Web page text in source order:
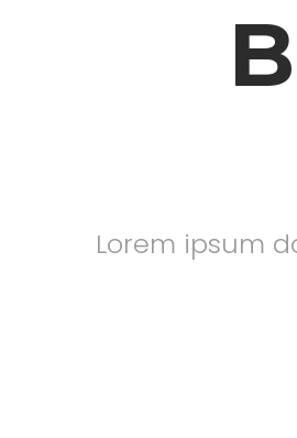
Lorem ipsum